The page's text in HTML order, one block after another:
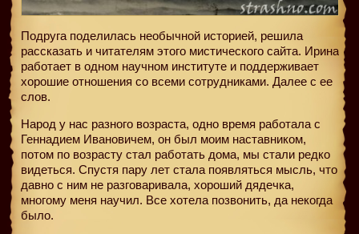
Подруга поделилась необычной историей, решила
рассказать и читателям этого мистического сайта. Ирина
работает в одном научном институте и поддерживает
хорошие отношения со всеми сотрудниками. Далее с ее
слов.
Народ у нас разного возраста, одно время работала с
Геннадием Ивановичем, он был моим наставником,
потом по возрасту стал работать дома, мы стали редко
видеться. Спустя пару лет стала появляться мысль, что
давно с ним не разговаривала, хороший дядечка,
многому меня научил. Все хотела позвонить, да некогда
было.